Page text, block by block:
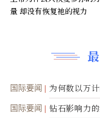
国际要闻
为何数以万
达
国际要闻 钻石影响力
量 却没有恢复祂的视力